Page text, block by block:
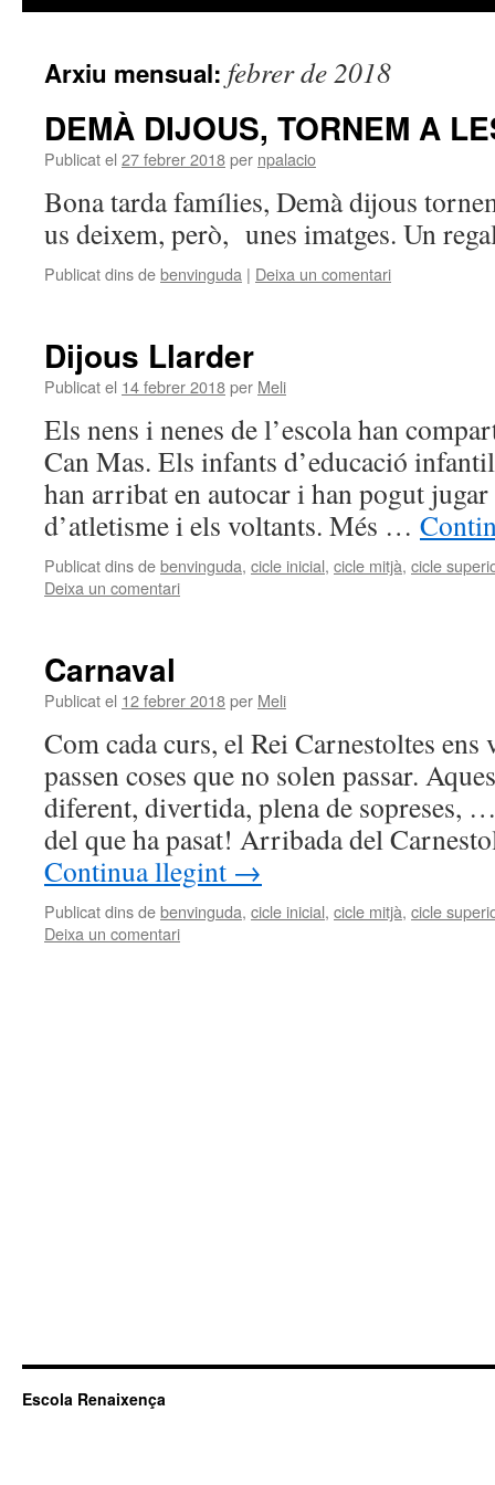
Arxiu mensual: febrer de 2018
DEMÀ DIJOUS, TORNEM A
Publicat el 27 febrer 2018per npalacio
Bona tarda famílies, Demà dijous
us deixem, però, unes imatges. Un
Publicat dins debenvinguda | Deixa un comentari
Dijous Llarder
Publicat el 14 febrer 2018per Meli
Els nens i nenes de l’escola han
Can Mas. Els infants d’educació
han arribat en autocar i han pogut
d’atletisme i els voltants. Més …
Publicat dins debenvinguda, cicle inicial, cicle mitjà, cicle
Deixa un comentari
Carnaval
Publicat el 12 febrer 2018per Meli
Com cada curs, el Rei Carnestoltes ens
passen coses que no solen passar.
diferent, divertida, plena de sopreses,
del que ha pasat! Arribada del
Continua llegint →
Publicat dins debenvinguda, cicle inicial, cicle mitjà, cicle
Deixa un comentari
Escola Renaixença